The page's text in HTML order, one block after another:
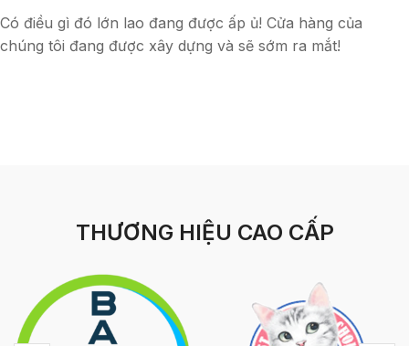
Có điều gì đó lớn lao đang được ấp ủ! Cửa hàng của
chúng tôi đang được xây dựng và sẽ sớm ra mắt!
THƯƠNG HIỆU CAO CẤP